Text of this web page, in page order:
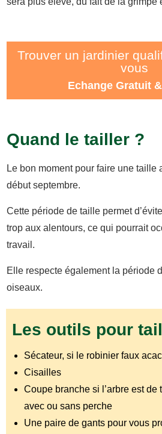
Trouver un jardinier
vous
Echange Gratuit
Quand le tailler ?
Le bon moment pour faire une taille
début septembre.
Cette période de taille permet
trop aux alentours, ce qui pourrait
travail.
Elle respecte également la période
oiseaux.
Les outils pour
Sécateur, si le robinier faux
Cisailles
Coupe branche si l’arbre est de
avec ou sans perche
Une paire de gants pour vous